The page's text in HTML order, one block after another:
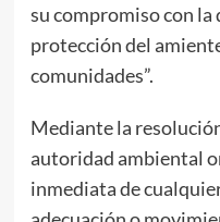
su compromiso con la
protección del
comunidades”.
Mediante la
autoridad ambiental
inmediata de